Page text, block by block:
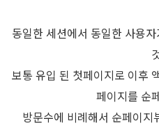
동일한 세션에서 동일한 사용
보통 유입 된 첫페이지로 이후
페이지를 순
방문수에 비례해서 순페이지